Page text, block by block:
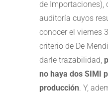
de Importaciones),
auditoría cuyos
conocer el viernes
criterio de De
darle trazabilidad,
no haya dos SIMI
producción. Y,